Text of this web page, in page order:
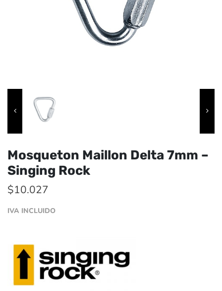
Mosqueton Maillon Delta 7mm –
Singing Rock
$10.027
IVA INCLUIDO